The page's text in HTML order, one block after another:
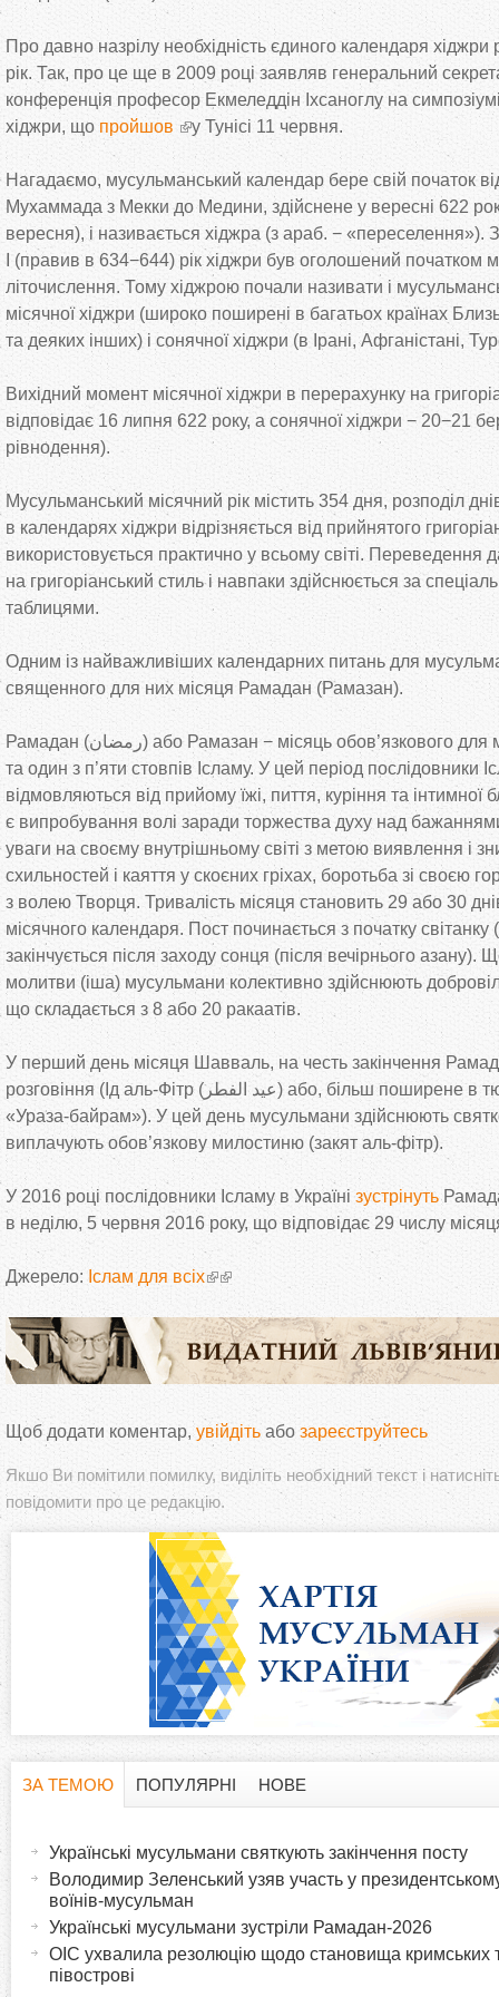
Про давно назрілу необхідність єдиного календаря
рік. Так, про це ще в 2009 році заявляв генеральний
конференція професор Екмеледдін Іхсаноглу на
хіджри, що пройшов у Тунісі 11 червня.
Нагадаємо, мусульманський календар бере свій початок
Мухаммада з Мекки до Медини, здійснене у вересні 622
вересня), і називається хіджра (з араб. − «переселення»).
(правив в 634−644) рік хіджри був оголошений початком
літочислення. Тому хіджрою почали називати і
місячної хіджри (широко поширені в багатьох країнах
та деяких інших) і сонячної хіджри (в Ірані, Афганістані,
Вихідний момент місячної хіджри в перерахунку на
відповідає 16 липня 622 року, а сонячної хіджри − 20−21
рівнодення).
Мусульманський місячний рік містить 354 дня, розподіл
в календарях хіджри відрізняється від прийнятого
використовується практично у всьому світі. Переведення
на григоріанський стиль і навпаки здійснюється за
таблицями.
Одним із найважливіших календарних питань для
священного для них місяця Рамадан (Рамазан).
Рамадан ( ر مضان ) або Рамазан − місяць обов’язкового для
та один з п’яти стовпів Ісламу. У цей період послідовники
відмовляються від прийому їжі, пиття, куріння та інтимної
є випробування волі заради торжества духу над
уваги на своєму внутрішньому світі з метою виявлення і
схильностей і каяття у скоєних гріхах, боротьба зі своєю
з волею Творця. Тривалість місяця становить 29 або 30
місячного календаря. Пост починається з початку світанку
закінчується після заходу сонця (після вечірнього азану).
молитви (іша) мусульмани колективно здійснюють
що складається з 8 або 20 ракаатів.
У перший день місяця Шавваль, на честь закінчення
розговіння (Ід аль-Фітр ( عيد لفطر ) або, більш поширене в
«Ураза-байрам»). У цей день мусульмани здійснюють
виплачують обов’язкову милостиню (закят аль-фітр).
У 2016 році послідовники Ісламу в Україні зустрінуть
в неділю, 5 червня 2016 року, що відповідає 29 числу
Джерело: Іслам для всіх
Щоб додати коментар, увійдіть або зареєструйтесь
Якшо Ви помітили помилку, виділіть необхідний текст і
повідомити про це редакцію.
ЗА ТЕМОЮ
ПОПУЛЯРНІ НОВЕ
Українські мусульмани святкують закінчення посту
Володимир Зеленський узяв участь у
воїнів-мусульман
Українські мусульмани зустріли Рамадан-2026
ОІС ухвалила резолюцію щодо становища кримських
півострові